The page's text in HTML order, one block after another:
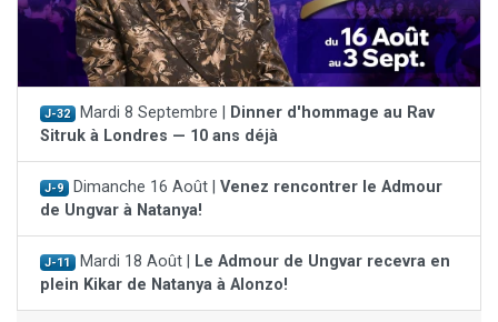
J-32 Mardi 8 Septembre |
Dinner d'hommage au Rav
Sitruk à Londres — 10 ans déjà
J-9 Dimanche 16 Août | Venez rencontrer le Admour
de Ungvar à Natanya!
J-11 Mardi 18 Août |
Le Admour de Ungvar recevra en
plein Kikar de Natanya à Alonzo!